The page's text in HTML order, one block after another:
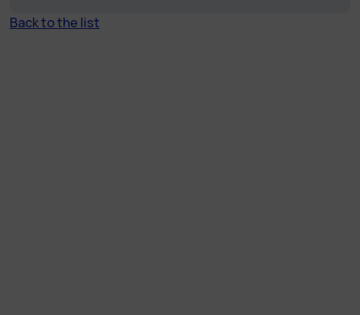
Back to the list